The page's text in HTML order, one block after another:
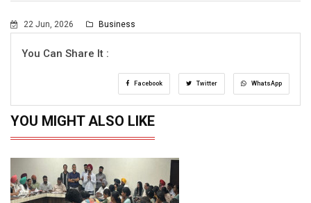
22 Jun, 2026 Business
You Can Share It :
Facebook Twitter WhatsApp
YOU MIGHT ALSO LIKE